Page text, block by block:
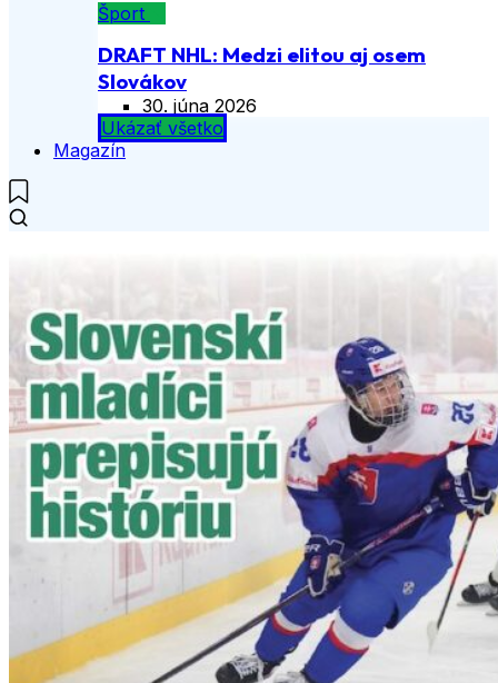
Šport
DRAFT NHL: Medzi elitou aj osem
Slovákov
30. júna 2026
Ukázať všetko
Magazín